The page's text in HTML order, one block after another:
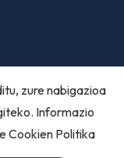
zure nabigazioa
Informazio
Cookien Politika